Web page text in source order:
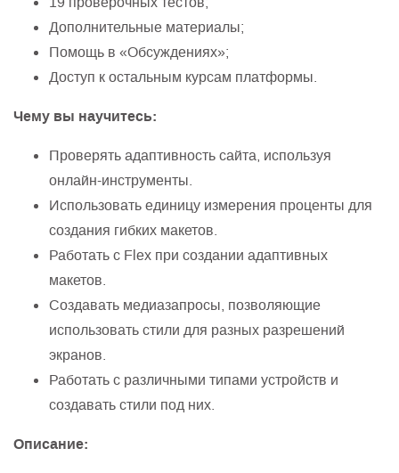
Дополнительные материалы;
Помощь в «Обсуждениях»;
Доступ к остальным курсам платформы.
Чему вы научитесь:
Проверять адаптивность сайта, используя
онлайн-инструменты.
Использовать единицу измерения проценты для
создания гибких макетов.
Работать с Flex при создании адаптивных
макетов.
Создавать медиазапросы, позволяющие
использовать стили для разных разрешений
экранов.
Работать с различными типами устройств и
создавать стили под них.
Описание: